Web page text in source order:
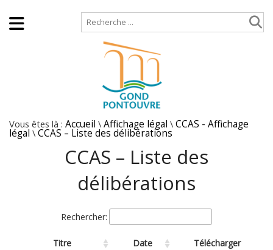
Vous êtes là : Accueil \ Affichage légal \ CCAS - Affichage
légal \ CCAS – Liste des délibérations
CCAS – Liste des
délibérations
Rechercher:
Titre Date Télécharger